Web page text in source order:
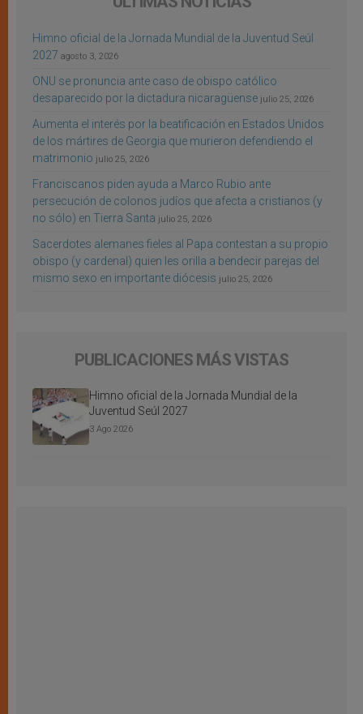
Himno oficial de la Jornada Mundial de la Juventud Seúl
2027 agosto 3, 2026
ONU se pronuncia ante caso de obispo católico
desaparecido por la dictadura nicaragüense julio 25, 2026
Aumenta el interés por la beatificación en Estados Unidos
de los mártires de Georgia que murieron defendiendo el
matrimonio julio 25, 2026
Franciscanos piden ayuda a Marco Rubio ante
persecución de colonos judíos que afecta a cristianos (y
no sólo) en Tierra Santa julio 25, 2026
Sacerdotes alemanes fieles al Papa contestan a su propio
obispo (y cardenal) quien les orilla a bendecir parejas del
mismo sexo en importante diócesis julio 25, 2026
PUBLICACIONES MÁS VISTAS
Himno oficial de la Jornada Mundial de la
Juventud Seúl 2027
3 Ago 2026